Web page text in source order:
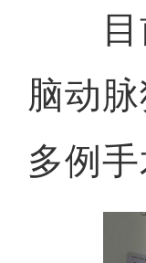
目前
脑动
多例手